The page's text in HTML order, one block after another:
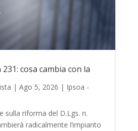
cosa cambia con la
| Ago 5, 2026 | Ipsoa -
sulla riforma del D.Lgs. n.
radicalmente l’impianto